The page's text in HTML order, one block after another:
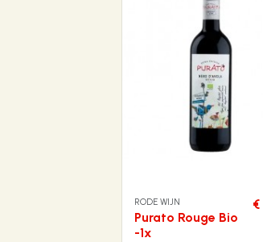
RODE WIJN
Purato Rouge Bio
-1x
€